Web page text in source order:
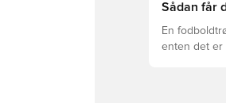
Sådan får
En
enten det er